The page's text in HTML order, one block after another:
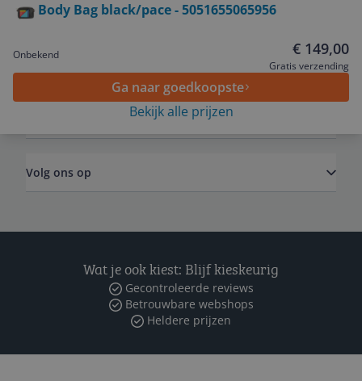
Body Bag black/pace - 5051655065956
Onbekend € 149,00
Gratis verzending
Ga naar goedkoopste
Bekijk alle prijzen
Service
Volg ons op
Wat je ook kiest: Blijf kieskeurig
Gecontroleerde reviews
Betrouwbare webshops
Heldere prijzen